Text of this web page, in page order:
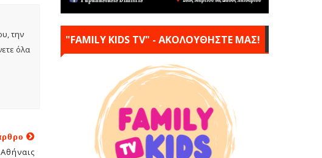
την
όλα
"FAMILY KIDS TV" - ΑΚΟΛΟΥΘΗΣΤΕ ΜΑΣ!